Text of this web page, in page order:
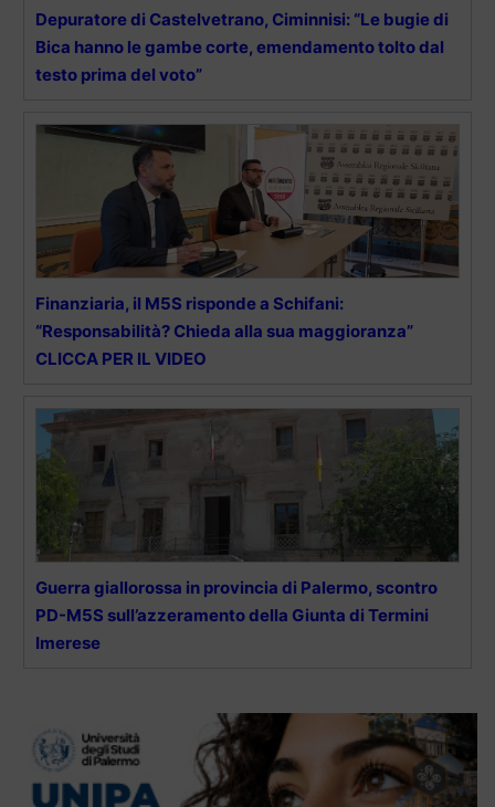
Depuratore di Castelvetrano, Ciminnisi: “Le bugie di
Bica hanno le gambe corte, emendamento tolto dal
testo prima del voto”
Finanziaria, il M5S risponde a Schifani:
“Responsabilità? Chieda alla sua maggioranza”
CLICCA PER IL VIDEO
Guerra giallorossa in provincia di Palermo, scontro
PD-M5S sull’azzeramento della Giunta di Termini
Imerese